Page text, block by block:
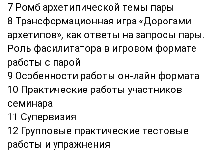
7 Ромб архетипической темы пары
8 Трансформационная игра «Дорогами
архетипов», как ответы на запросы пары.
Роль фасилитатора в игровом формате
работы с парой
9 Особенности работы он-лайн формата
10 Практические работы участников
семинара
11 Супервизия
12 Групповые практические тестовые
работы и упражнения